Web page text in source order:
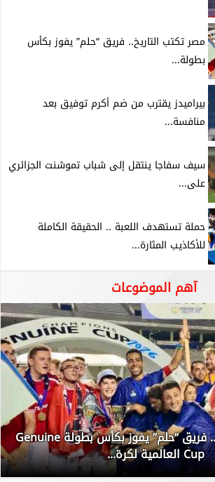
مصر تكتب التاريخ.. فريق “حلم” يفوز بكأس
بطولة...
بيراميدز يقترب من ضم أكرم توفيق بعد
منافسة...
سيف سفاجا ينتقل إلى شباب تموشنت الجزائري
على...
حملة تستهدف اللعبة .. الحقيقة الكاملة
للأكاذيب المثارة...
آهم الموضوعات
مصر تكتب التاريخ.. فريق “حلم” يفوز بكأس بطولة Genuine
Cup العالمية لكرة...